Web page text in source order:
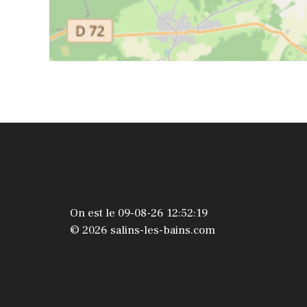
On est le 09-08-26 12:52:19
© 2026 salins-les-bains.com